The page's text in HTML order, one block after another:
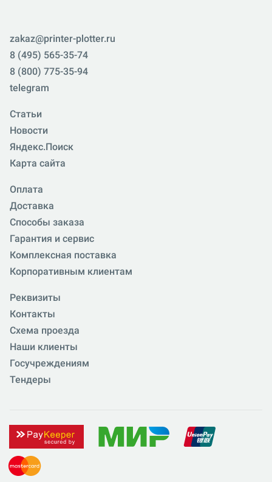
zakaz@printer-plotter.ru
8 (495) 565-35-74
8 (800) 775-35-94
telegram
Статьи
Новости
Яндекс.Поиск
Карта сайта
Оплата
Доставка
Способы заказа
Гарантия и сервис
Комплексная поставка
Корпоративным клиентам
Реквизиты
Контакты
Схема проезда
Наши клиенты
Госучреждениям
Тендеры